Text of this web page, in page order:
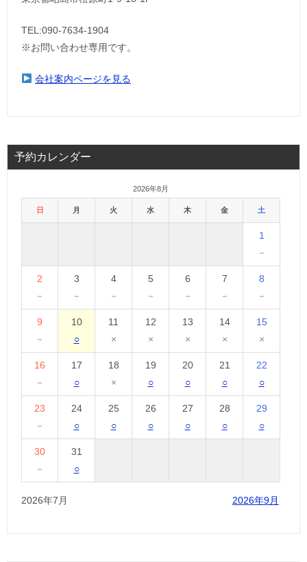
TEL:090-7634-1904
※お問い合わせ専用です。
会社案内ページを見る
予約カレンダー
2026年8月
日 月 火 水 木 金 土
1
－
2
－
3
－
4
－
5
－
6
－
7
－
8
－
9
－
10
○
11
×
12
×
13
×
14
×
15
×
16
－
17
○
18
×
19
○
20
○
21
○
22
○
23
－
24
○
25
○
26
○
27
○
28
○
29
○
30
－
31
○
2026年7月 2026年9月